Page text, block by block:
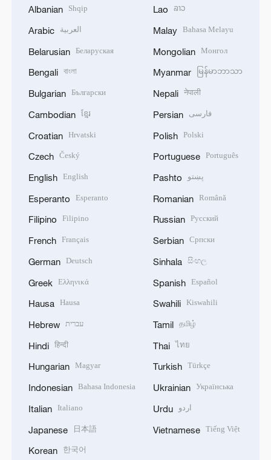
Albanian Shqip
Arabic العربية
Belarusian Беларуская
Bengali বাংলা
Bulgarian Български
Cambodian ខ្មែរ
Croatian Hrvatski
Czech Český
English English
Esperanto Esperanto
Filipino Filipino
French Français
German Deutsch
Greek Ελληνικά
Hausa Hausa
Hebrew עברית
Hindi हिन्दी
Hungarian Magyar
Indonesian Bahasa Indonesia
Italian Italiano
Japanese 日本語
Korean 한국어
Lao ລາວ
Malay Bahasa Melayu
Mongolian Монгол
Myanmar မြန်မာဘာသာ
Nepali नेपाली
Persian فارسی
Polish Polski
Portuguese Português
Pashto پښتو
Romanian Română
Russian Русский
Serbian Српски
Sinhala සිංහල
Spanish Español
Swahili Kiswahili
Tamil தமிழ்
Thai ไทย
Turkish Türkçe
Ukrainian Українська
Urdu اردو
Vietnamese Tiếng Việt